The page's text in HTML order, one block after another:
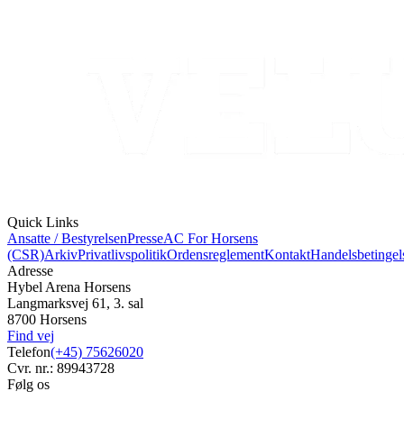
Quick Links
Ansatte / BestyrelsenPresseAC For Horsens
(CSR)ArkivPrivatlivspolitikOrdensreglementKontakt
Adresse
Hybel Arena Horsens
Langmarksvej 61, 3. sal
8700 Horsens
Find vej
Telefon(+45) 75626020
Cvr. nr.: 89943728
Følg os